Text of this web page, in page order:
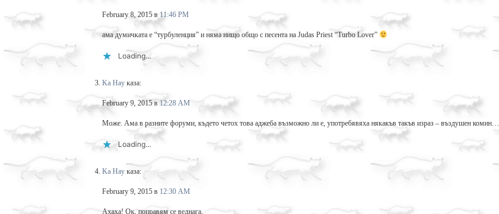
February 8, 2015 в 11:46 PM
ама думичката е “турбуленция” и няма нищо общо с песента на Judas Priest “Turbo Lover”
Loading...
Ka Hayказа:
February 9, 2015 в12:28 AM
Може. Ама в разните форуми, където четох това аджеба възможно ли е, употребявяха някакъв такъв израз – въздушен комин…
Loading...
Ka Hayказа:
February 9, 2015 в 12:30 AM
Ахаха! Ок, поправям се веднага.